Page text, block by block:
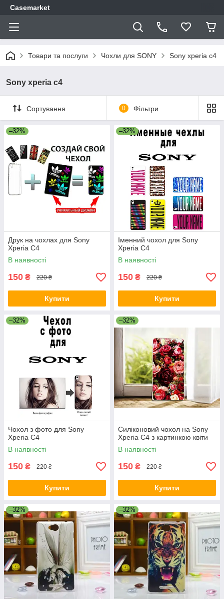
Casemarket
Товари та послуги Чохли для SONY Sony xperia c4
Sony xperia c4
Сортування 0 Фільтри
–32%
Друк на чохлах для Sony
Xperia C4
В наявності
150 ₴ 220 ₴
Купити
–32%
Іменний чохол для Sony
Xperia C4
В наявності
150 ₴ 220 ₴
Купити
–32%
Чохол з фото для Sony
Xperia C4
В наявності
150 ₴ 220 ₴
Купити
–32%
Силіконовий чохол на Sony
Xperia C4 з картинкою квіти
В наявності
150 ₴ 220 ₴
Купити
–32% –32%